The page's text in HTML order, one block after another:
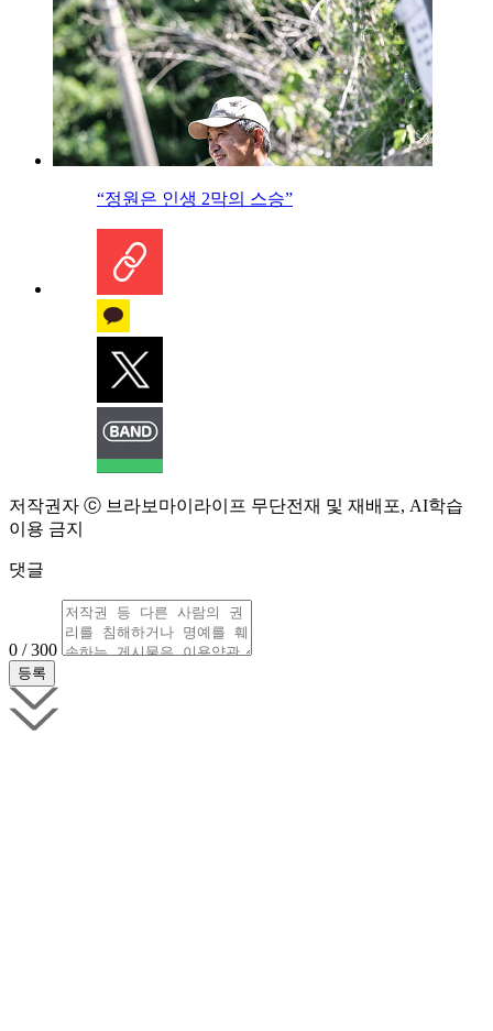
“정원은 인생 2막의 스승”
저작권자 ⓒ 브라보마이라이프 무단전재 및 재배포, AI학습
이용 금지
댓글
0 / 300